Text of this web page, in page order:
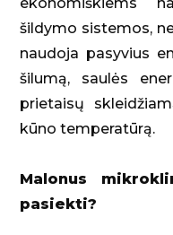
šildymo sistemos,
naudoja pasyvius
šilumą, saulės
prietaisų
kūno temperatūrą.
Malonus
pasiekti?